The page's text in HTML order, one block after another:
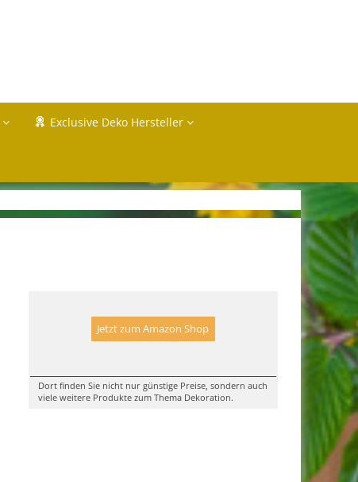
Exclusive Deko Hersteller
Jetzt zum Amazon Shop
Dort finden Sie nicht nur günstige Preise, sondern auch
viele weitere Produkte zum Thema Dekoration.